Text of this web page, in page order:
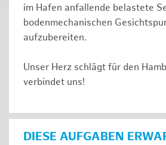
im Hafen anfallende belastete
bodenmechanischen
aufzubereiten.
Unser Herz schlägt für den
verbindet uns!
DIESE AUFGABEN